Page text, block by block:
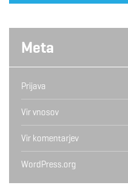
Meta
Prijava
Vir vnosov
Vir komentarjev
WordPress.org